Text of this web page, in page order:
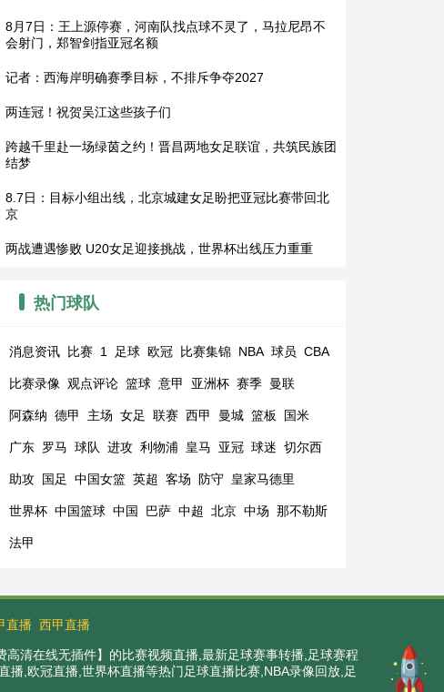
8月7日：王上源停赛，河南队找点球不灵了，马拉尼昂不
会射门，郑智剑指亚冠名额
记者：西海岸明确赛季目标，不排斥争夺2027
两连冠！祝贺吴江这些孩子们
跨越千里赴一场绿茵之约！晋昌两地女足联谊，共筑民族团
结梦
8.7日：目标小组出线，北京城建女足盼把亚冠比赛带回北
京
两战遭遇惨败 U20女足迎接挑战，世界杯出线压力重重
热门球队
消息资讯 比赛 1 足球 欧冠 比赛集锦 NBA 球员 CBA
比赛录像 观点评论 篮球 意甲 亚洲杯 赛季 曼联
阿森纳 德甲 主场 女足 联赛 西甲 曼城 篮板 国米
广东 罗马 球队 进攻 利物浦 皇马 亚冠 球迷 切尔西
助攻 国足 中国女篮 英超 客场 防守 皇家马德里
世界杯 中国篮球 中国 巴萨 中超 北京 中场 那不勒斯
法甲
直播 西甲直播
清在线无插件】的比赛视频直播,最新足球赛事转播,足球赛程
,欧冠直播,世界杯直播等热门足球直播比赛,NBA录像回放,足